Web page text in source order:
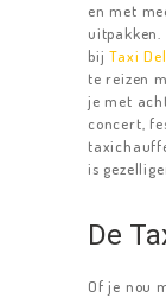
en met
uitpakken.
bijTaxi
te reizen
je met
concert,
is
De
Of je nou